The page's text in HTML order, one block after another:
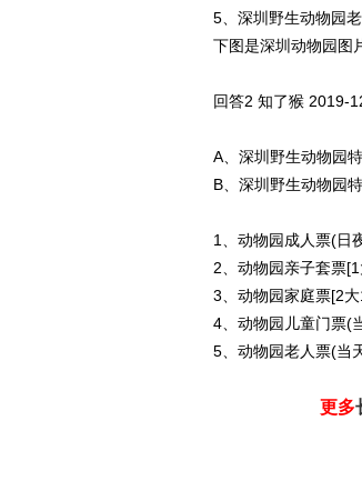
5、深圳野生动物园
下图是深圳动物园图
回答2 知了猴 2019-
A、深圳野生动物园
B、深圳野生动物园
1、动物园成人票(日
2、动物园亲子套票
3、动物园家庭票[2
4、动物园儿童门票(
5、动物园老人票(当
更多